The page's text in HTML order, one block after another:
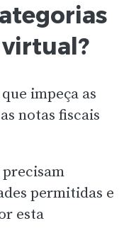
virtual?
impeça as
notas fiscais
permitidas e
esta